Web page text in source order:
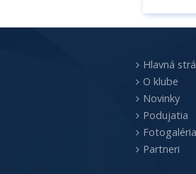
Hlavná
O klube
Novinky
Podujatia
Fotogaléria
Partneri